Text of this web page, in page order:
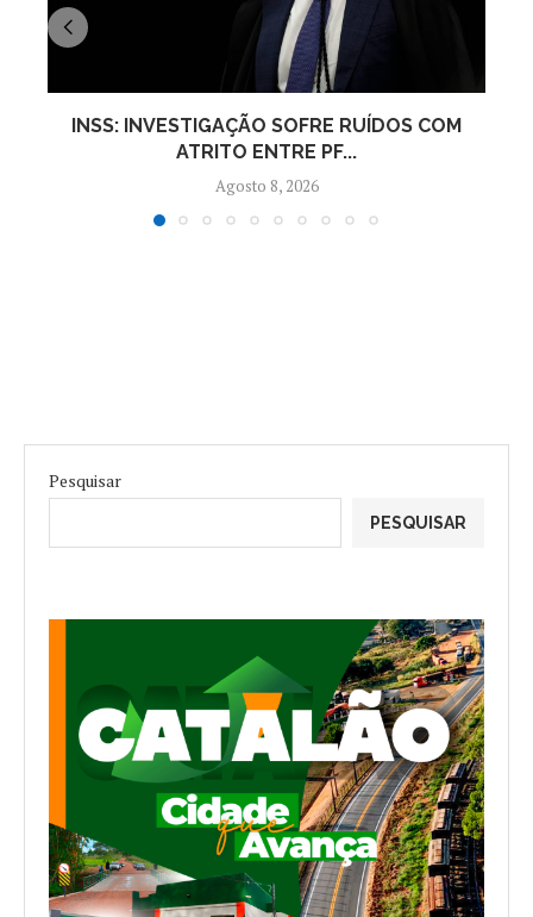
INSS: INVESTIGAÇÃO SOFRE RUÍDOS COM
ATRITO ENTRE PF...
Agosto 8, 2026
Pesquisar
PESQUISAR